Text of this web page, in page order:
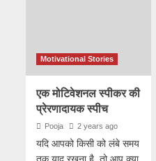
Motivational Stories
एक मोटिवेशनल स्पीकर की
प्रेरणादायक स्पीच
Pooja 2 years ago
यदि आपको किसी को लंबे समय